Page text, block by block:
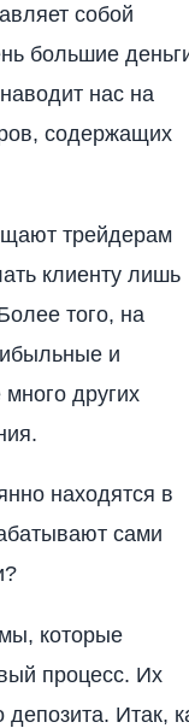
собой
большие
нас на
содержащих
трейдерам
клиенту лишь
того, на
и
других
находятся в
сами
которые
процесс. Их
Итак,